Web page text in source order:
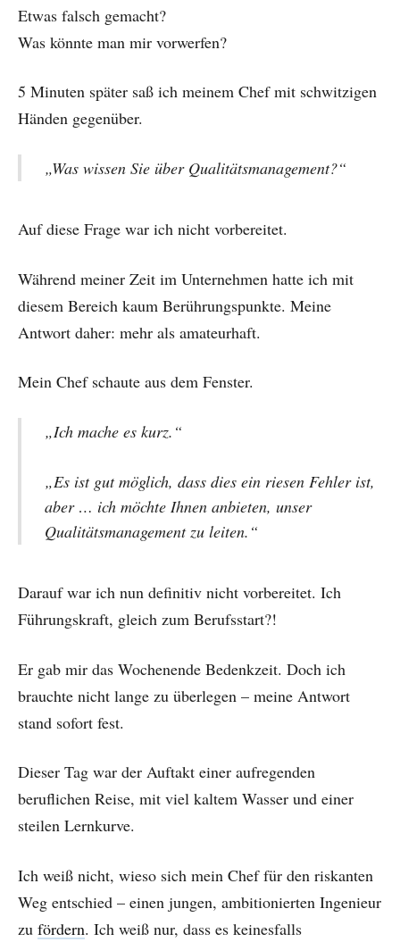
Etwas falsch gemacht?
Was könnte man mir vorwerfen?
5 Minuten später saß ich meinem Chef mit schwitzigen
Händen gegenüber.
„Was wissen Sie über Qualitätsmanagement?“
Auf diese Frage war ich nicht vorbereitet.
Während meiner Zeit im Unternehmen hatte ich mit
diesem Bereich kaum Berührungspunkte. Meine
Antwort daher: mehr als amateurhaft.
Mein Chef schaute aus dem Fenster.
„Ich mache es kurz.“
„Es ist gut möglich, dass dies ein riesen Fehler ist,
aber … ich möchte Ihnen anbieten, unser
Qualitätsmanagement zu leiten.“
Darauf war ich nun definitiv nicht vorbereitet. Ich
Führungskraft, gleich zum Berufsstart?!
Er gab mir das Wochenende Bedenkzeit. Doch ich
brauchte nicht lange zu überlegen – meine Antwort
stand sofort fest.
Dieser Tag war der Auftakt einer aufregenden
beruflichen Reise, mit viel kaltem Wasser und einer
steilen Lernkurve.
Ich weiß nicht, wieso sich mein Chef für den riskanten
Weg entschied – einen jungen, ambitionierten Ingenieur
zu fördern. Ich weiß nur, dass es keinesfalls